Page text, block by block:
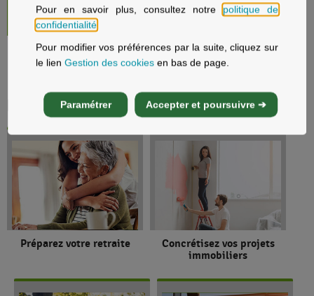
Pour en savoir plus, consultez notre politique de
confidentialité
Pour modifier vos préférences par la suite, cliquez sur
le lienGestion des cookies en bas de page.
Paramétrer Accepter et poursuivre ➔
Voir plus
Découvrez nos offres
Préparez votre retraite
Concrétisez vos projets
immobiliers